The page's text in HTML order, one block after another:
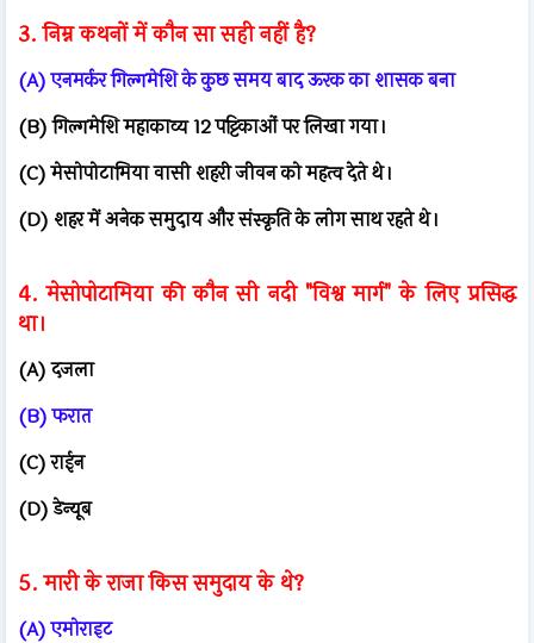
3. निम्न कथनों में कौन सा सही नहीं है?
(A) एनमर्कर गिल्गमेशि के कुछ समय बाद ऊरक का शासक बना
(B) गिल्गमेशि महाकाव्य 12 पट्टिकाओं पर लिखा गया।
(C) मेसोपोटामिया वासी शहरी जीवन को महत्व देते थे।
(D) शहर में अनेक समुदाय और संस्कृति के लोग साथ रहते थे।
4. मेसोपोटामिया की कौन सी नदी "विश्व मार्ग" के लिए प्रसिद्ध
था।
(A) दजला
(B) फरात
(C) राईन
(D) डेन्यूब
5. मारी के राजा किस समुदाय के थे?
(A) एमोराइट